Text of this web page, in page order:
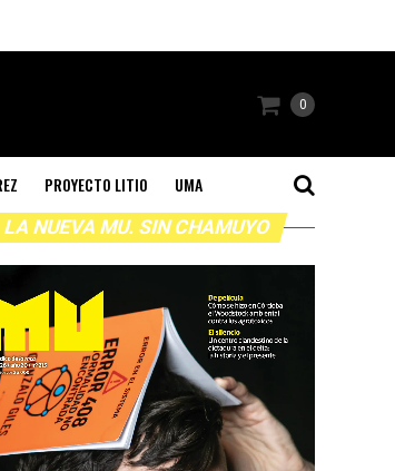
0
PROYECTO LITIO UMA
LA NUEVA MU. SIN CHAMUYO